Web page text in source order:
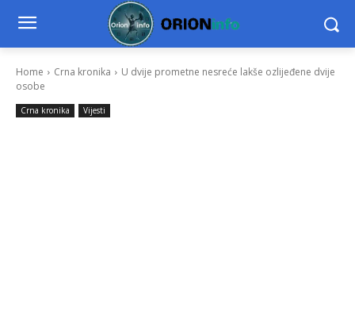
Home Crna kronika
U dvije prometne nesreće lakše ozlijeđene dvije
osobe
Crna kronika Vijesti